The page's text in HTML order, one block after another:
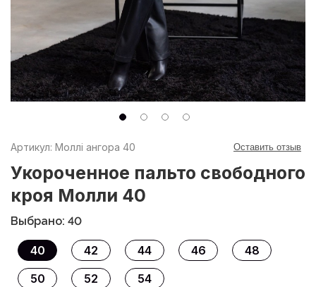
Артикул: Моллі ангора 40 Оставить отзыв
Укороченное пальто свободного
кроя Молли 40
Выбрано: 40
40 42 44 46
48
50
52 54